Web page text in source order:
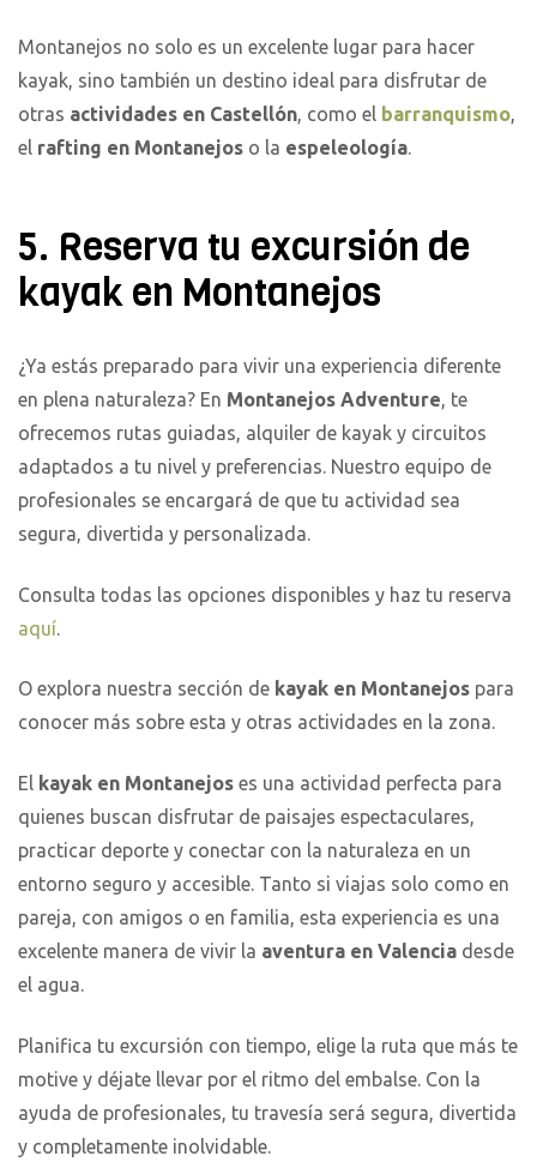
Montanejos no solo es un excelente lugar para hacer
kayak, sino también un destino ideal para disfrutar de
otras actividades en Castellón, como el barranquismo,
el rafting en Montanejos o la espeleología.
5. Reserva tu excursión de
kayak en Montanejos
¿Ya estás preparado para vivir una experiencia diferente
en plena naturaleza? En Montanejos Adventure, te
ofrecemos rutas guiadas, alquiler de kayak y circuitos
adaptados a tu nivel y preferencias. Nuestro equipo de
profesionales se encargará de que tu actividad sea
segura, divertida y personalizada.
Consulta todas las opciones disponibles y haz tu reserva
aquí.
O explora nuestra sección de kayak en Montanejos para
conocer más sobre esta y otras actividades en la zona.
El kayak en Montanejos es una actividad perfecta para
quienes buscan disfrutar de paisajes espectaculares,
practicar deporte y conectar con la naturaleza en un
entorno seguro y accesible. Tanto si viajas solo como en
pareja, con amigos o en familia, esta experiencia es una
excelente manera de vivir la aventura en Valencia desde
el agua.
Planifica tu excursión con tiempo, elige la ruta que más te
motive y déjate llevar por el ritmo del embalse. Con la
ayuda de profesionales, tu travesía será segura, divertida
y completamente inolvidable.